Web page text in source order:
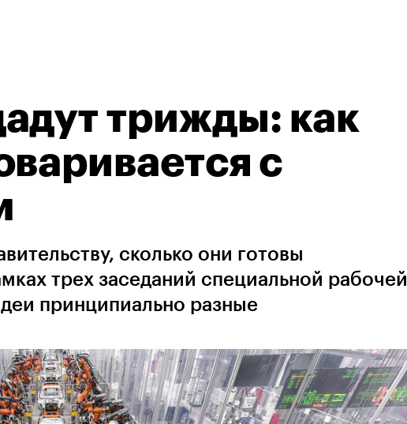
трижды: как
с
сколько они готовы
трех заседаний специальной рабочей
принципиально разные